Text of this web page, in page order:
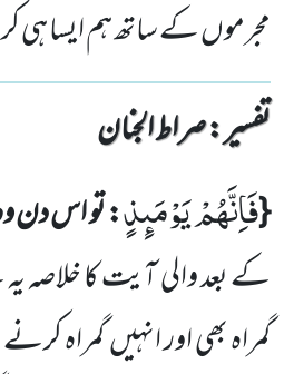
مجرموں کے ساتھ ہم ایسا ہی
تفسیر : ‎صراط الجنان
{فَاِنَّهُمْ یَوْمَىٕذٍ: تو اس دن
کے بعد والی آیت کا خلاصہ
گمراہ بھی اور انہیںگمراہ